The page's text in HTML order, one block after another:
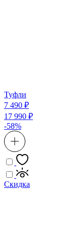
Туфли
7 490 ₽
17 990 ₽
-58%
Скидка